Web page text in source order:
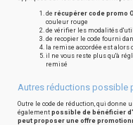
de récupérer code promo
couleur rouge
de vérifier les modalités
de recopier le code fourni
la remise accordée est
il ne vous reste plus qu'à
remisé
Autres réductions possible
Outre le code de réduction, qui donne
également possible de bénéficier
peut proposer une offre